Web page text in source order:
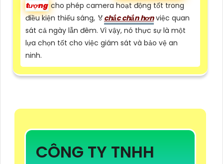
tượng cho phép camera hoạt động tốt trong
điều kiện thiếu sáng, ️🏅️ chắc chắn hơnviệc quan
sát cả ngày lẫn đêm. Vì vậy, nó thực sự là một
lựa chọn tốt cho việc giám sát và bảo vệ an
ninh.
CÔNG TY TNHH